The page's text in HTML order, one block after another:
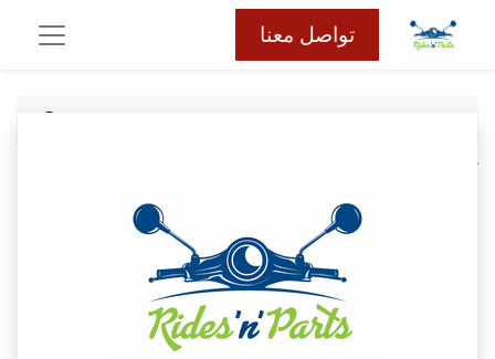
تواصل معنا
كافة المنتجات